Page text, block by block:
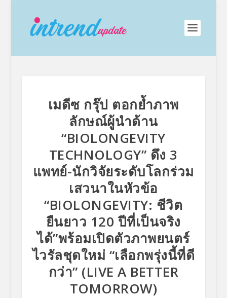
เมดีซ กรุ๊ป ตอกย้ำภาพ
ลักษณ์ผู้นำด้าน
“BIOLONGEVITY
TECHNOLOGY” ดึง 3
แพทย์-นักวิจัยระดับโลกร่วม
เสวนาในหัวข้อ
“BIOLONGEVITY: ชีวิต
ยืนยาว 120 ปีที่เป็นจริง
ได้”พร้อมเปิดตัวภาพยนตร์
ไวรัลชุดใหม่ “เลือกพรุ่งนี้ที่ดี
กว่า” (LIVE A BETTER
TOMORROW)